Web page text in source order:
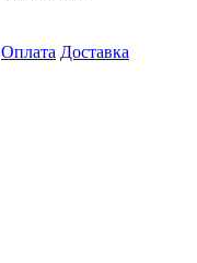
Оплата Доставка